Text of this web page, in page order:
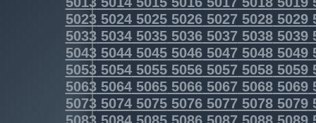
5023502450255026502750285029
5033503450355036503750385039
5043504450455046504750485049
5053505450555056505750585059
5063506450655066506750685069
5073507450755076507750785079